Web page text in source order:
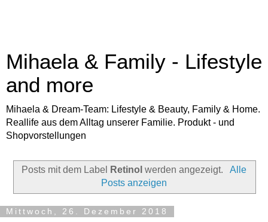
Mihaela & Family - Lifestyle
and more
Mihaela & Dream-Team: Lifestyle & Beauty, Family & Home.
Reallife aus dem Alltag unserer Familie. Produkt - und
Shopvorstellungen
Posts mit dem Label Retinol werden angezeigt.
Alle
Posts anzeigen
Mittwoch, 26. Dezember 2018